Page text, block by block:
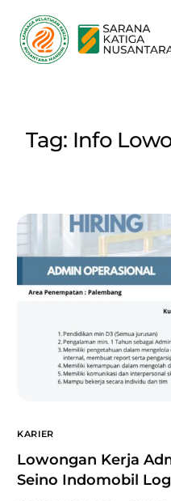
Tag: Info
KARIER
Lowongan Kerja
Seino Indomobil